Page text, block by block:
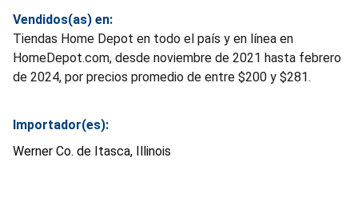
Vendidos(as) en:
Tiendas Home Depot en todo el país y en línea en
HomeDepot.com, desde noviembre de 2021 hasta febrero
de 2024, por precios promedio de entre $200 y $281.
Importador(es):
Werner Co. de Itasca, Illinois